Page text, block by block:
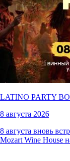
LATINO PARTY
8 августа 2026
8 августа вновь
Mozart Wine House